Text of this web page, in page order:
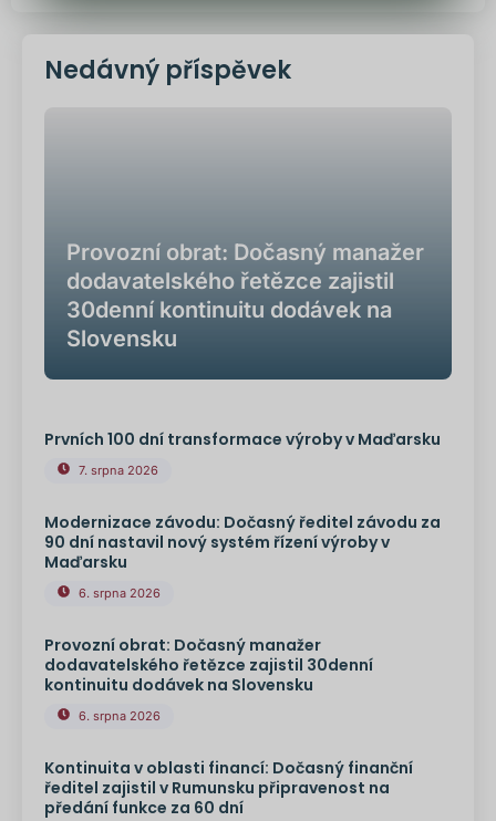
Nedávný příspěvek
Provozní obrat: Dočasný manažer
dodavatelského řetězce zajistil
30denní kontinuitu dodávek na
Slovensku
Prvních 100 dní transformace výroby v Maďarsku
7. srpna 2026
Modernizace závodu: Dočasný ředitel závodu za
90 dní nastavil nový systém řízení výroby v
Maďarsku
6. srpna 2026
Provozní obrat: Dočasný manažer
dodavatelského řetězce zajistil 30denní
kontinuitu dodávek na Slovensku
6. srpna 2026
Kontinuita v oblasti financí: Dočasný finanční
ředitel zajistil v Rumunsku připravenost na
předání funkce za 60 dní